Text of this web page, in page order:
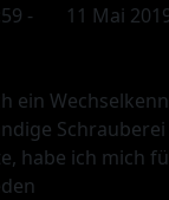
-
11 Mai
ein
habe ich mich